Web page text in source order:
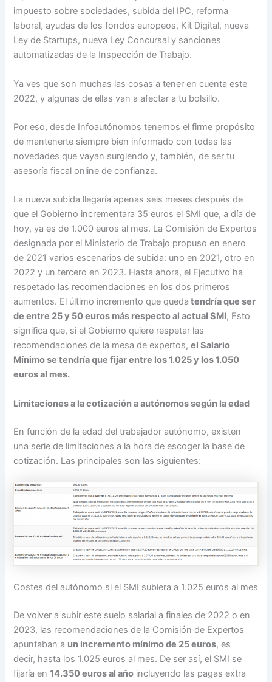
impuesto sobre sociedades, subida del IPC, reforma
laboral, ayudas de los fondos europeos, Kit Digital, nueva
Ley de Startups, nueva Ley Concursal y sanciones
automatizadas de la Inspección de Trabajo.
Ya ves que son muchas las cosas a tener en cuenta este
2022, y algunas de ellas van a afectar a tu bolsillo.
Por eso, desde Infoautónomos tenemos el firme propósito
de mantenerte siempre bien informado con todas las
novedades que vayan surgiendo y, también, de ser tu
asesoría fiscal online de confianza.
La nueva subida llegaría apenas seis meses después de
que el Gobierno incrementara 35 euros el SMI que, a día de
hoy, ya es de 1.000 euros al mes. La Comisión de Expertos
designada por el Ministerio de Trabajo propuso en enero
de 2021 varios escenarios de subida: uno en 2021, otro en
2022 y un tercero en 2023. Hasta ahora, el Ejecutivo ha
respetado las recomendaciones en los dos primeros
aumentos. El último incremento que queda tendría que ser
de entre 25 y 50 euros más respecto al actual SMI, Esto
significa que, si el Gobierno quiere respetar las
recomendaciones de la mesa de expertos,el Salario
Mínimo se tendría que fijar entre los 1.025 y los 1.050
euros al mes.
Limitaciones a la cotización a autónomos según la edad
En función de la edad del trabajador autónomo, existen
una serie de limitaciones a la hora de escoger la base de
cotización. Las principales son las siguientes:
Costes del autónomo si el SMI subiera a 1.025 euros al mes
De volver a subir este suelo salarial a finales de 2022 o en
2023, las recomendaciones de la Comisión de Expertos
apuntaban a un incremento mínimo de 25 euros, es
decir, hasta los 1.025 euros al mes. De ser así, el SMI se
fijaría en14.350 euros al año incluyendo las pagas extra